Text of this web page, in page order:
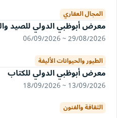
المجال العقاري
معرض أبوظبي الدولي للصيد
29/08/2026 ~ 06/09/2026
الطيور والحيوانات الأليفة
معرض أبوظبي الدولي للكتاب
13/09/2026 ~ 18/09/2026
الثقافة والفنون